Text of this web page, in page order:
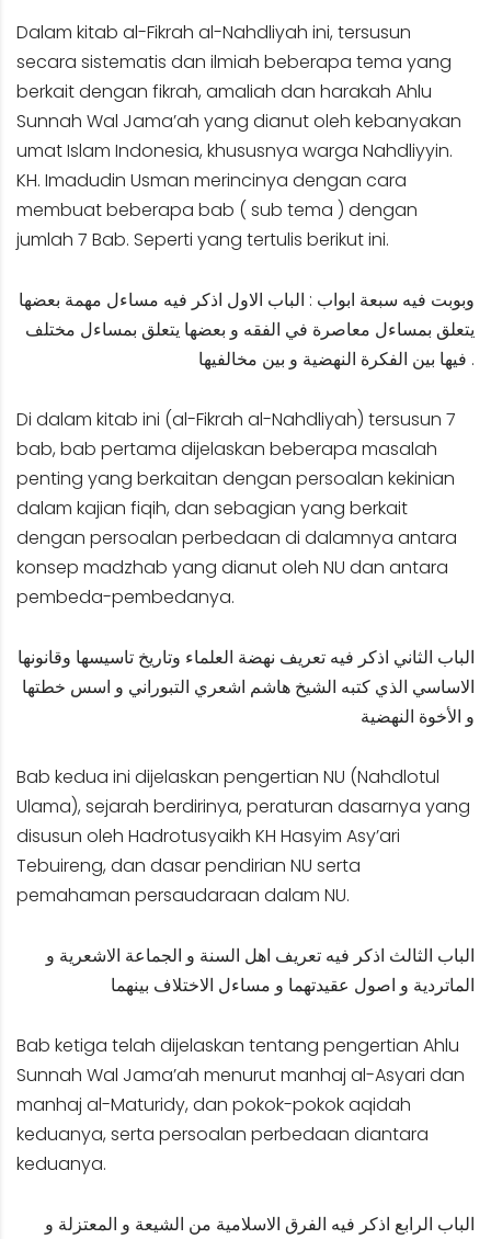
Dalam kitab al-Fikrah al-Nahdliyah ini, tersusun
secara sistematis dan ilmiah beberapa tema yang
berkait dengan fikrah, amaliah dan harakah Ahlu
Sunnah Wal Jama’ah yang dianut oleh kebanyakan
umat Islam Indonesia, khususnya warga Nahdliyyin.
KH. Imadudin Usman merincinya dengan cara
membuat beberapa bab ( sub tema ) dengan
jumlah 7 Bab. Seperti yang tertulis berikut ini.
وبوبت فيه سبعة ابواب : الباب الاول اذكر فيه مساءل مهمة بعضها
يتعلق بمساءل معاصرة في الفقه و بعضها يتعلق بمساءل مختلف
فيها بين الفكرة النهضية و بين مخالفيها .
Di dalam kitab ini (al-Fikrah al-Nahdliyah) tersusun 7
bab, bab pertama dijelaskan beberapa masalah
penting yang berkaitan dengan persoalan kekinian
dalam kajian fiqih, dan sebagian yang berkait
dengan persoalan perbedaan di dalamnya antara
konsep madzhab yang dianut oleh NU dan antara
pembeda-pembedanya.
الباب الثاني اذكر فيه تعريف نهضة العلماء وتاريخ تاسيسها وقانونها
الاساسي الذي كتبه الشيخ هاشم اشعري التبوراني و اسس خطتها
و الأخوة النهضية
Bab kedua ini dijelaskan pengertian NU (Nahdlotul
Ulama), sejarah berdirinya, peraturan dasarnya yang
disusun oleh Hadrotusyaikh KH Hasyim Asy’ari
Tebuireng, dan dasar pendirian NU serta
pemahaman persaudaraan dalam NU.
الباب الثالث اذكر فيه تعريف اهل السنة و الجماعة الاشعرية و
الماتردية و اصول عقيدتهما و مساءل الاختلاف بينهما
Bab ketiga telah dijelaskan tentang pengertian Ahlu
Sunnah Wal Jama’ah menurut manhaj al-Asyari dan
manhaj al-Maturidy, dan pokok-pokok aqidah
keduanya, serta persoalan perbedaan diantara
keduanya.
الباب الرابع اذكر فيه الفرق الاسلامية من الشيعة و المعتزلة و